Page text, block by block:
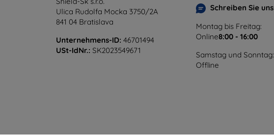
Ulica Rudolfa Mocka 3750/2A
841 04 Bratislava
Unternehmens-ID: 46701494
USt-IdNr.: SK2023549671
Schreiben Sie uns
Montag bis Freitag:
Online8:00 - 16:00
Samstag und Sonntag:
Offline